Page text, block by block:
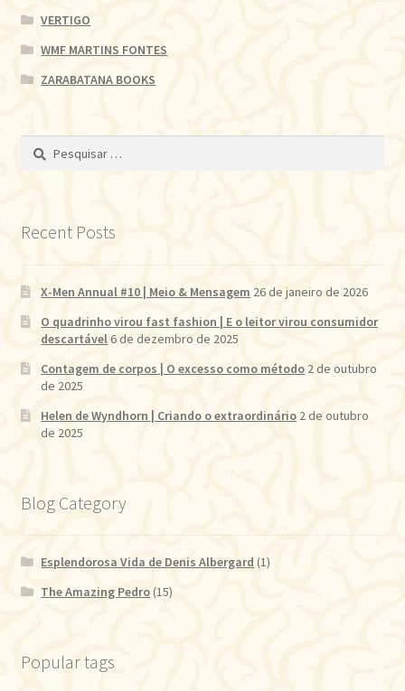
VERTIGO
WMF MARTINS FONTES
ZARABATANA BOOKS
Pesquisar
Recent Posts
X-Men Annual #10 | Meio & Mensagem 26 de janeiro de 2026
O quadrinho virou fast fashion | E o leitor virou consumidor
descartável6 de dezembro de 2025
Contagem de corpos | O excesso como método 2 de outubro
de 2025
Helen de Wyndhorn | Criando o extraordinário 2 de outubro
de 2025
Blog Category
Esplendorosa Vida de Denis Albergard (1)
The Amazing Pedro (15)
Popular tags